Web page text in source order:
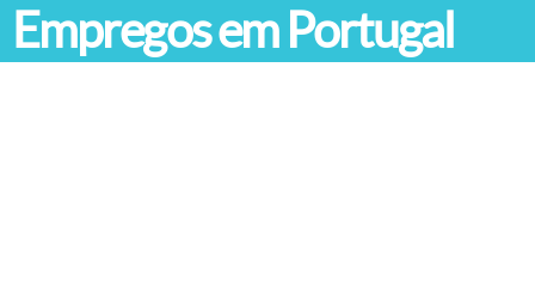
Empregos em Portugal